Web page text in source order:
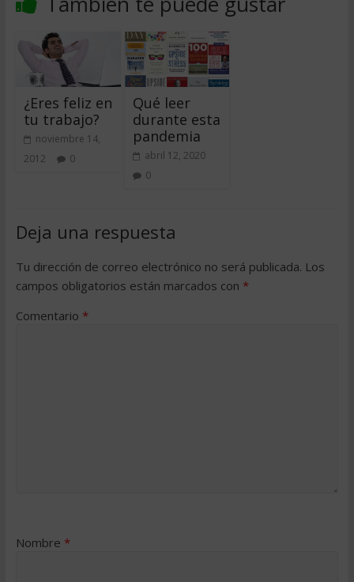
¿Eres feliz en
tu trabajo?
noviembre 14,
2012
0
Qué leer
durante esta
pandemia
abril 12, 2020
0
Deja una respuesta
Tu dirección de correo electrónico no será publicada. Los
campos obligatorios están marcados con *
Comentario *
Nombre *